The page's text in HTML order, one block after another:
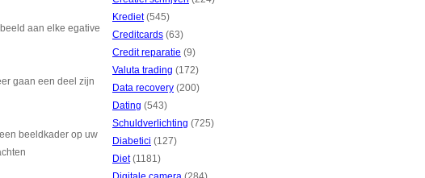
aan elke egative
gaan een deel zijn
beeldkader op uw
Krediet(545)
Creditcards (63)
Credit reparatie (9)
Valuta trading (172)
Data recovery (200)
Dating (543)
Schuldverlichting (725)
Diabetici (127)
Diet(1181)